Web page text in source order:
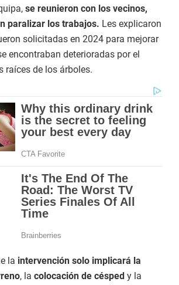
se reunieron con los vecinos,
paralizar los trabajos. Les explicaron
solicitadas en 2024 para mejorar
encontraban deterioradas por el
raíces de los árboles.
la intervención solo implicará la
, la colocación de césped y la